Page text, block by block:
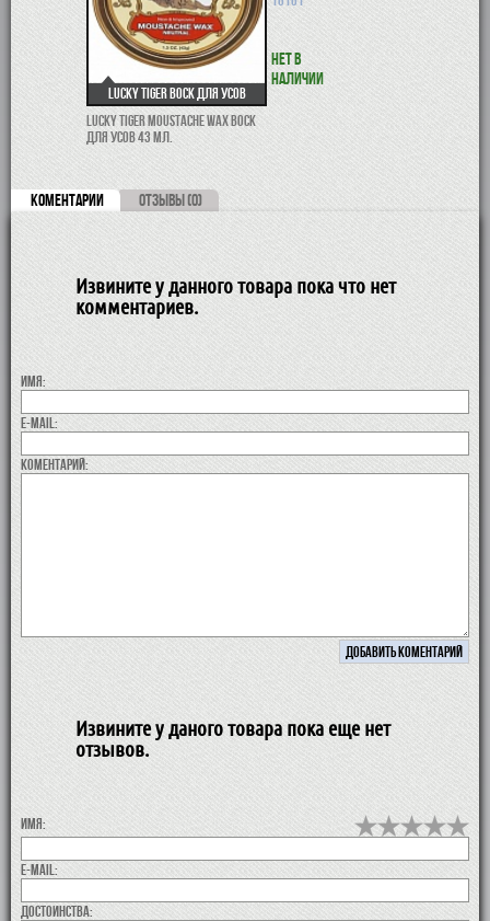
Lucky Tiger Воск для усов
LUCKY TIGER Moustache Wax Воск
для усов 43 мл.
Нет в
наличии
КОМЕНТАРИИ ОТЗЫВЫ (0)
Извините у данного товара пока что нет
комментариев.
Имя:
E-MAIL:
коментарий:
Извините у даного товара пока еще нет
отзывов.
Имя:
E-MAIL:
Достоинства: